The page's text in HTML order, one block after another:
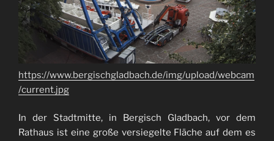
https://www.bergischgladbach.de/img/upload/webcam
/current.jpg
In der Stadtmitte, in Bergisch Gladbach, vor dem
Rathaus ist eine große versiegelte Fläche auf dem es